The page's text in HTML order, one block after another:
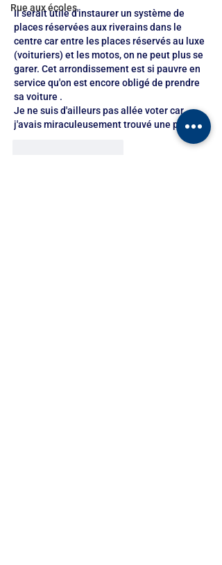
Rue aux écoles
Il serait utile d'instaurer un système de
places réservées aux riverains dans le
centre car entre les places réservés au luxe
(voituriers) et les motos, on ne peut plus se
garer. Cet arrondissement est si pauvre en
service qu'on est encore obligé de prendre
sa voiture .
Je ne suis d'ailleurs pas allée voter car
j'avais miraculeusement trouvé une place.